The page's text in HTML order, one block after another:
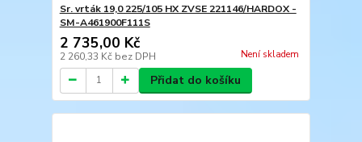
Sr. vrták 19,0 225/105 HX ZVSE 221146/HARDOX -
SM-A461900F111S
2 735,00 Kč
2 260,33 Kč bez DPH Není skladem
Přidat do košíku